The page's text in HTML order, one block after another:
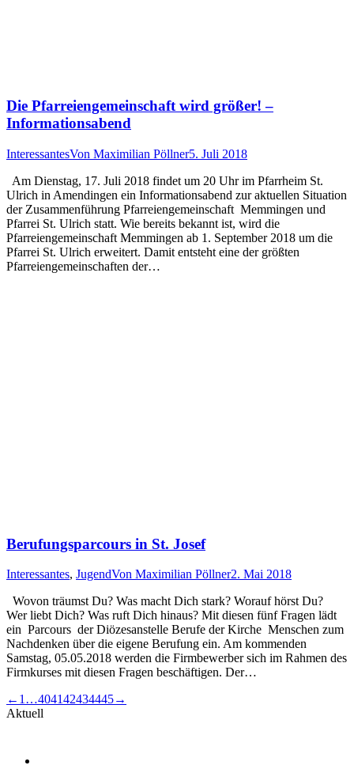
Die Pfarreiengemeinschaft wird größer! –
Informationsabend
InteressantesVon Maximilian Pöllner5. Juli 2018
Am Dienstag, 17. Juli 2018 findet um 20 Uhr im Pfarrheim St.
Ulrich in Amendingen ein Informationsabend zur aktuellen Situation
der Zusammenführung Pfarreiengemeinschaft Memmingen und
Pfarrei St. Ulrich statt. Wie bereits bekannt ist, wird die
Pfarreiengemeinschaft Memmingen ab 1. September 2018 um die
Pfarrei St. Ulrich erweitert. Damit entsteht eine der größten
Pfarreiengemeinschaften der…
Berufungsparcours in St. Josef
Interessantes, JugendVon Maximilian Pöllner2. Mai 2018
Wovon träumst Du? Was macht Dich stark? Worauf hörst Du?
Wer liebt Dich? Was ruft Dich hinaus? Mit diesen fünf Fragen lädt
ein Parcours der Diözesanstelle Berufe der Kirche Menschen zum
Nachdenken über die eigene Berufung ein. Am kommenden
Samstag, 05.05.2018 werden die Firmbewerber sich im Rahmen des
Firmkurses mit diesen Fragen beschäftigen. Der…
← 1 …404142434445→
Aktuell